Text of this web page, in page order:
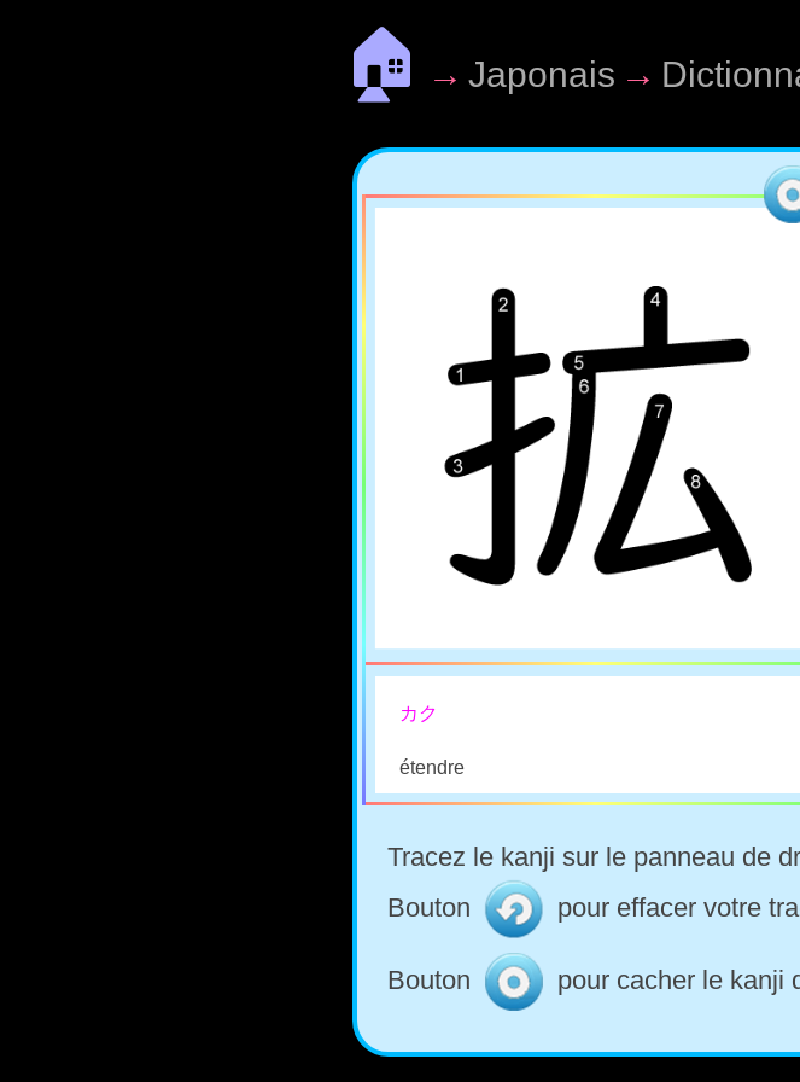
🏠 → Japonais →
カク
étendre
Tracez le kanji sur le panneau de
Bouton
pour effacer votre
Bouton pour cacher le kanji